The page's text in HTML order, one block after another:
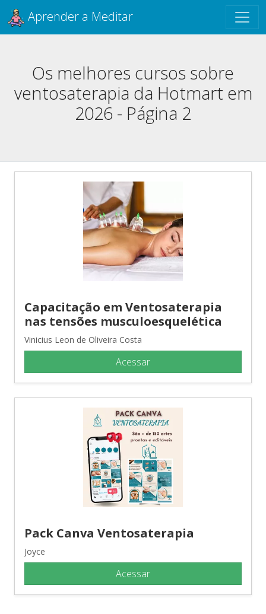
Aprender a Meditar
Os melhores cursos sobre
ventosaterapia da Hotmart em
2026 - Página 2
Capacitação em Ventosaterapia
nas tensões musculoesquelética
Vinicius Leon de Oliveira Costa
Acessar
Pack Canva Ventosaterapia
Joyce
Acessar